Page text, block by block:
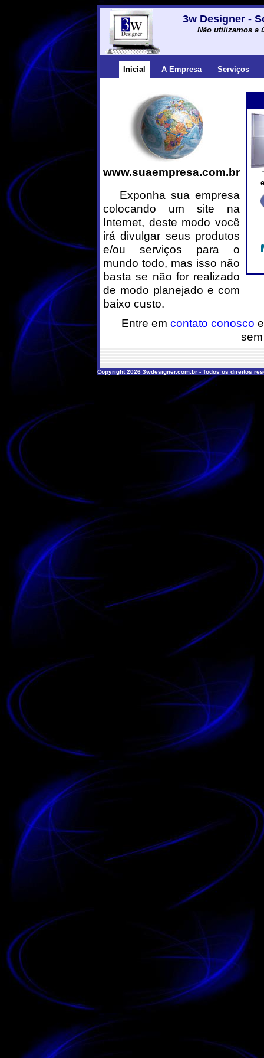
3w Designer -
Não utilizamos a
Inicial A Empresa Serviços
www.suaempresa.com.br
Exponha sua empresa
colocando um site na
Internet, deste modo você
irá divulgar seus produtos
e/ou serviços para o
mundo todo, mas isso não
basta se não for realizado
de modo planejado e com
baixo custo.
Entre em contato conosco
Copyright 2026 3wdesigner.com.br - Todos os direitos